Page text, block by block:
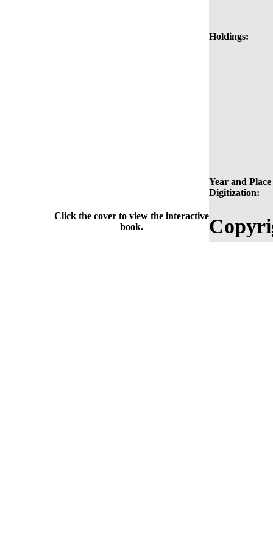
Holdings:
Year and
Digitization:
Click the cover to view the interactive
book.